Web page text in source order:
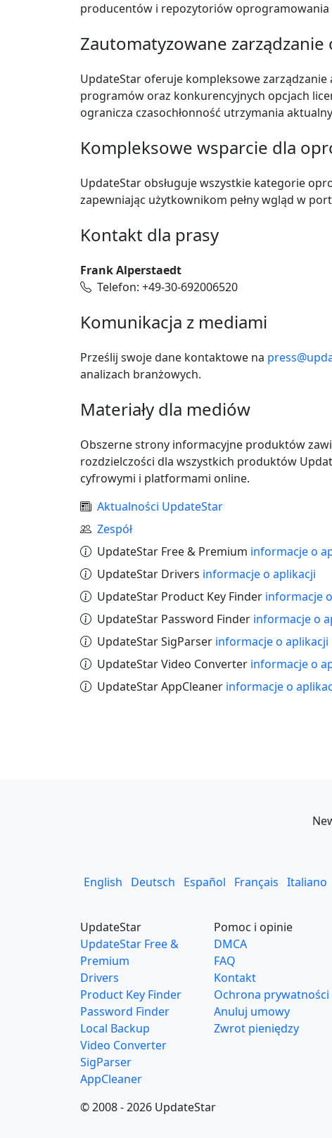
producentów i repozytoriów oprogramowania
Zautomatyzowane
UpdateStar oferuje kompleksowe
programów oraz konkurencyjnych opcjach
ogranicza czasochłonność utrzymania
Kompleksowe wsparcie dla
UpdateStar obsługuje wszystkie kategorie
zapewniając użytkownikom pełny wgląd w
Kontakt dla prasy
Frank Alperstaedt
Telefon: +49-30-692006520
Komunikacja z mediami
Prześlij swoje dane kontaktowe na
analizach branżowych.
Materiały dla mediów
Obszerne strony informacyjne produktów
rozdzielczości dla wszystkich produktów
cyfrowymi i platformami online.
Aktualności UpdateStar
Zespół
UpdateStar Free & Premium informacje o
UpdateStar Drivers informacje o aplikacji
UpdateStar Product Key Finder informacje
UpdateStar Password Finder informacje o
UpdateStar SigParser informacje o aplikacji
UpdateStar Video Converter informacje o
UpdateStar AppCleaner informacje o
English Deutsch Español Français Italiano
UpdateStar
UpdateStar Free &
Premium
Drivers
Product Key Finder
Password Finder
Local Backup
Video Converter
SigParser
AppCleaner
Pomoc i opinie
DMCA
FAQ
Kontakt
Ochrona prywatności
Anuluj umowy
Zwrot pieniędzy
© 2008 - 2026 UpdateStar